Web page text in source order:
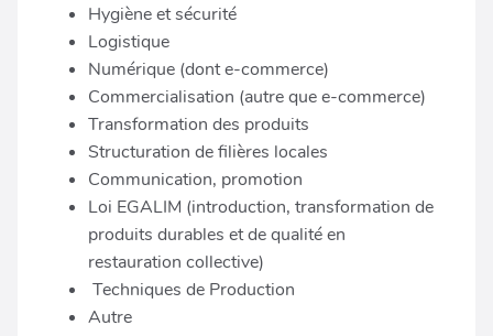
Hygiène et sécurité
Logistique
Numérique (dont e-commerce)
Commercialisation (autre que e-commerce)
Transformation des produits
Structuration de filières locales
Communication, promotion
Loi EGALIM (introduction, transformation de
produits durables et de qualité en
restauration collective)
Techniques de Production
Autre